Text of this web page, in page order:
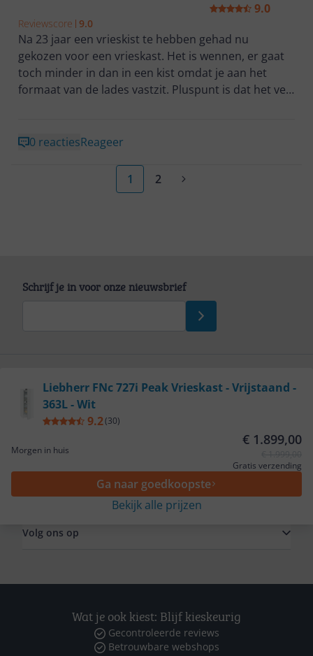
9.0
Reviewscore 9.0
Na 23 jaar een vrieskist te hebben gehad nu
gekozen voor een vrieskast. Het is wennen, er gaat
toch minder in dan in een kist omdat je aan het
formaat van de lades vastzit. Pluspunt is dat het veel
in gebruik nemen omdat de verkoper hem staande
0 reactiesReageer
1 2
Liebherr FNc 727i Peak Vrieskast - Vrijstaand -
363L - Wit
9.2(30)
Morgen in huis
€ 1.899,00
Gratis verzending
Ga naar goedkoopste
Bekijk alle prijzen
Schrijf je in voor onze nieuwsbrief
Service
Volg ons op
Wat je ook kiest: Blijf kieskeurig
Gecontroleerde reviews
Betrouwbare webshops